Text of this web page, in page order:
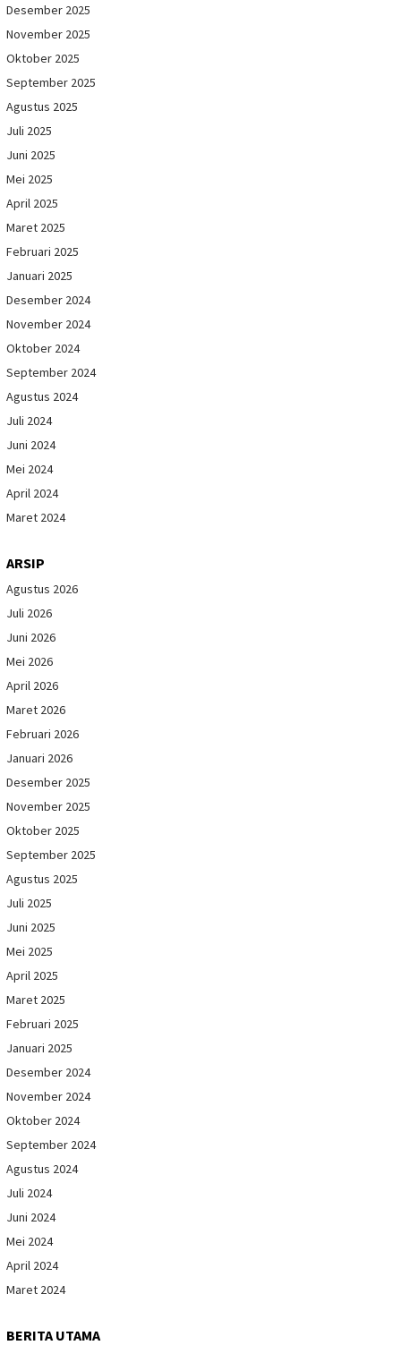
Desember 2025
November 2025
Oktober 2025
September 2025
Agustus 2025
Juli 2025
Juni 2025
Mei 2025
April 2025
Maret 2025
Februari 2025
Januari 2025
Desember 2024
November 2024
Oktober 2024
September 2024
Agustus 2024
Juli 2024
Juni 2024
Mei 2024
April 2024
Maret 2024
ARSIP
Agustus 2026
Juli 2026
Juni 2026
Mei 2026
April 2026
Maret 2026
Februari 2026
Januari 2026
Desember 2025
November 2025
Oktober 2025
September 2025
Agustus 2025
Juli 2025
Juni 2025
Mei 2025
April 2025
Maret 2025
Februari 2025
Januari 2025
Desember 2024
November 2024
Oktober 2024
September 2024
Agustus 2024
Juli 2024
Juni 2024
Mei 2024
April 2024
Maret 2024
BERITA UTAMA